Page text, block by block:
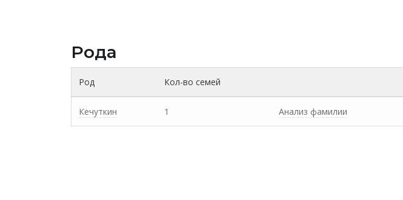
Рода
Род Кол-во семей
Кечуткин 1 Анализ фамилии